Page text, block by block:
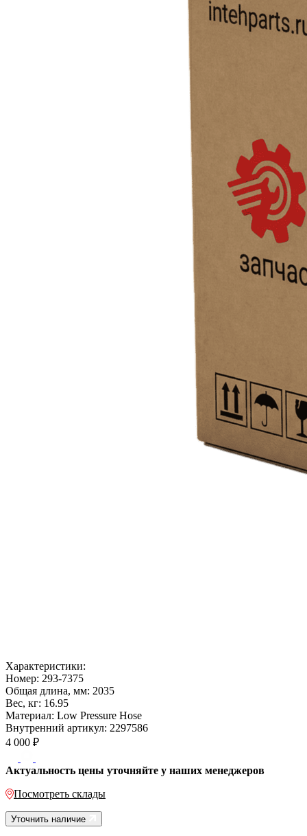
Характеристики:
Номер: 293-7375
Общая длина, мм: 2035
Вес, кг: 16.95
Материал: Low Pressure Hose
Внутренний артикул: 2297586
4 000 ₽
Актуальность цены уточняйте у наших менеджеров
Посмотреть склады
Уточнить наличие